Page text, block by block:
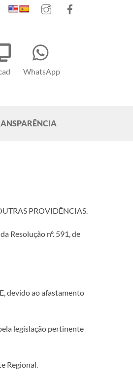
Instagram
WhatsApp
PROVIDÊNCIAS.
Resolução nº. 591, de
devido ao afastamento
legislação pertinente
Regional.